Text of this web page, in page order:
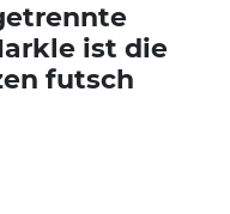
ist die
futsch